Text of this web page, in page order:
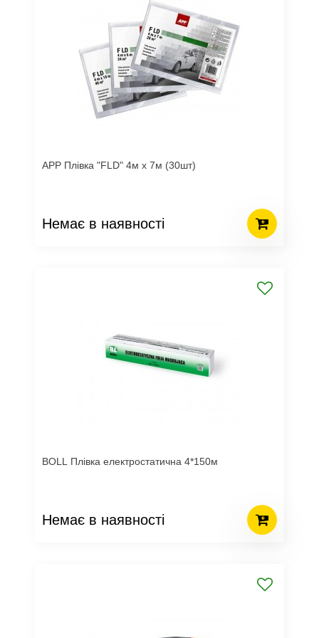
APP Плівка "FLD" 4м х 7м (30шт)
Немає в наявності
BOLL Плівка електростатична 4*150м
Немає в наявності